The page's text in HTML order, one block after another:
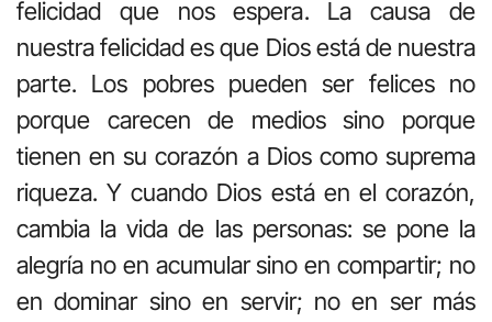
felicidad que nos espera. La causa de
nuestra felicidad es que Dios está de nuestra
parte. Los pobres pueden ser felices no
porque carecen de medios sino porque
tienen en su corazón a Dios como suprema
riqueza. Y cuando Dios está en el corazón,
cambia la vida de las personas: se pone la
alegría no en acumular sino en compartir; no
en dominar sino en servir; no en ser más